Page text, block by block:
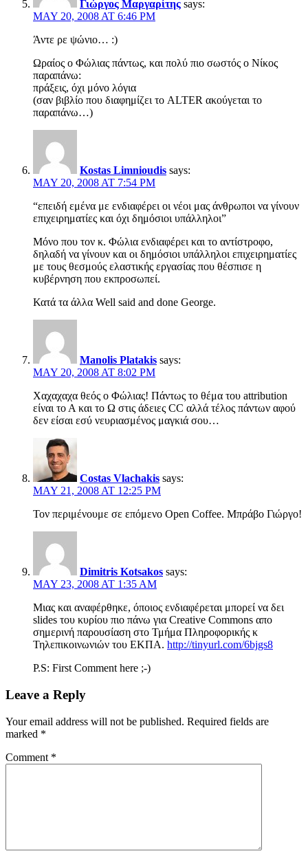
Γιώργος Μαργαρίτης says:
MAY 20, 2008 AT 6:46 PM
Άντε ρε ψώνιο… :)
Ωραίος ο Φώλιας πάντως, και πολύ πιο σωστός ο Νίκος
παραπάνω:
πράξεις, όχι μόνο λόγια
(σαν βιβλίο που διαφημίζει το ALTER ακούγεται το
παραπάνω…)
Kostas Limnioudis says:
MAY 20, 2008 AT 7:54 PM
“επειδή εμένα με ενδιαφέρει οι νέοι μας άνθρωποι να γίνουν
επιχειρηματίες και όχι δημόσιοι υπάλληλοι”
Μόνο που τον κ. Φώλια ενδιαφέρει και το αντίστροφο,
δηλαδή να γίνουν και οι δημόσιοι υπάλληλοι επιχειρηματίες
με τους θεσμούς ελαστικής εργασίας που θέσπισε η
κυβέρνηση που εκπροσωπεί.
Κατά τα άλλα Well said and done George.
Manolis Platakis says:
MAY 20, 2008 AT 8:02 PM
Χαχαχαχα θεός ο Φώλιας! Πάντως το θέμα του attribution
είναι το Α και το Ω στις άδειες CC αλλά τέλος πάντων αφού
δεν είσαι εσύ νευριασμένος μαγκιά σου…
Costas Vlachakis says:
MAY 21, 2008 AT 12:25 PM
Τον περιμένουμε σε επόμενο Open Coffee. Μπράβο Γιώργο!
Dimitris Kotsakos says:
MAY 23, 2008 AT 1:35 AM
Μιας και αναφέρθηκε, όποιος ενδιαφέρεται μπορεί να δει
slides του κυρίου πιο πάνω για Creative Commons απο
σημερινή παρουσίαση στο Τμήμα Πληροφορικής κ
Τηλεπικοινωνιών του ΕΚΠΑ. http://tinyurl.com/6bjgs8
P.S: First Comment here ;-)
Leave a Reply
Your email address will not be published. Required fields are
marked *
Comment *